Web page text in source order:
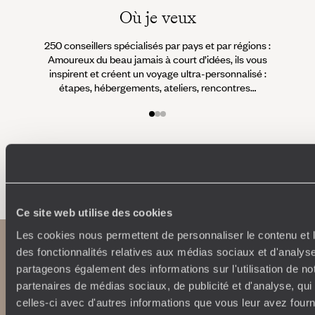
Ce site web utilise des cookies
Les cookies nous permettent de personnaliser le contenu et
des fonctionnalités relatives aux médias sociaux et
partageons également des informations sur l'utilisation de
partenaires de médias sociaux, de publicité et d'analyse,
celles-ci avec d'autres informations que vous leur avez
Où je veux
250 conseillers spécialisés par pays et par régions :
Amoureux du beau jamais à court d’idées, ils vous
inspirent et créent un voyage ultra-personnalisé :
étapes, hébergements, ateliers, rencontres…